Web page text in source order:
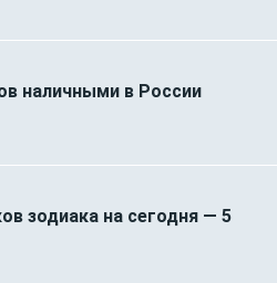
наличными в России
зодиака на сегодня — 5